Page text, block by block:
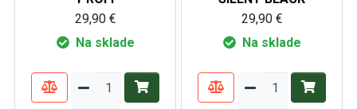
29,90 €
Na sklade
29,90 €
Na sklade